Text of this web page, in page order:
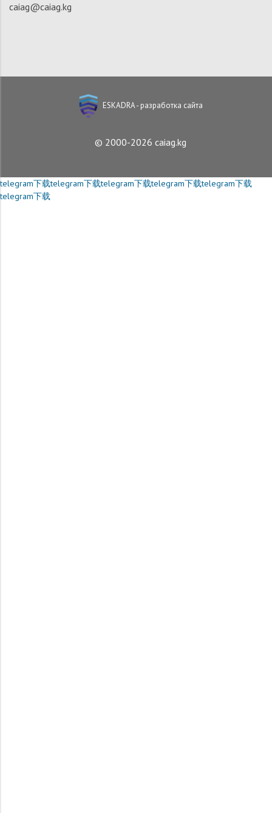
caiag@caiag.kg
ESKADRA - разработка сайта
© 2000-2026 caiag.kg
telegram下载telegram下载telegram下载telegram下载telegram下载
telegram下载